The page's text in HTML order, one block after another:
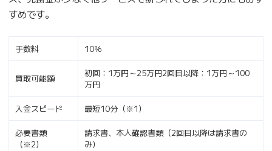
すめです。
手数料 10％
買取可能額
初回：1万円～25万円2回目以降：1万円～100
万円
入金スピード 最短10分（※1）
必要書類
（※2）
請求書、本人確認書類（2回目以降は請求書の
み）